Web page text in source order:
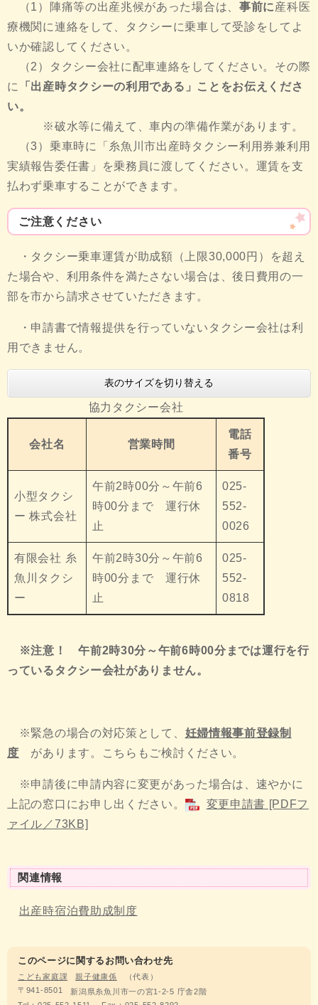
（1）陣痛等の出産兆候があった場合は、 事前に産科医
療機関に連絡をして、タクシーに乗車して受診をしてよ
いか確認してください。
（2）タクシー会社に配車連絡をしてください。その際
に
「出産時タクシーの利用である」ことをお伝えくださ
い。
※破水等に備えて、車内の準備作業があります。
（3）乗車時に「糸魚川市出産時タクシー利用券兼利用
実績報告委任書」を乗務員に渡してください。運賃を支
払わず乗車することができます。
ご注意ください
・タクシー乗車運賃が助成額（上限30,000円）を超え
た場合や、利用条件を満たさない場合は、後日費用の一
部を市から請求させていただきます。
・申請書で情報提供を行っていないタクシー会社は利
用できません。
表のサイズを切り替える
協力タクシー会社
会社名 営業時間
電話
番号
小型タクシ
ー 株式会社
午前2時00分～午前6
時00分まで 運行休
止
025-
552-
0026
有限会社 糸
魚川タクシ
ー
午前2時30分～午前6
時00分まで 運行休
止
025-
552-
0818
※注意！ 午前2時30分～午前6時00分までは運行を行
っているタクシー会社がありません。
※緊急の場合の対応策として、​ 妊婦情報事前登録制
度
があります。こちらもご検討ください。
※申請後に申請内容に変更があった場合は、速やかに
上記の窓口にお申し出ください。
変更申請書 [PDFフ
ァイル／73KB]
関連情報
出産時宿泊費助成制度
このページに関するお問い合わせ先
こども家庭課 親子健康係
代表
〒941-8501
新潟県糸魚川市一の宮1-2-5 庁舎2階